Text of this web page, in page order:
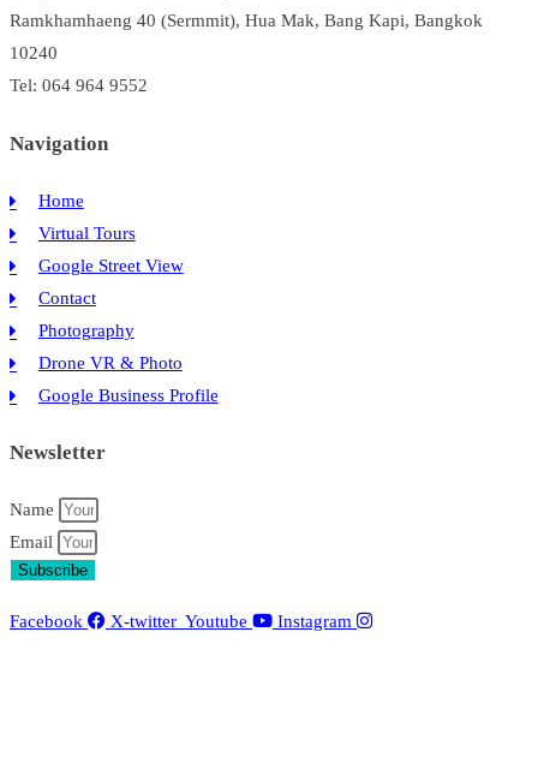
Ramkhamhaeng 40 (Sermmit), Hua Mak, Bang Kapi, Bangkok
10240
Tel: 064 964 9552
Navigation
Home
Virtual Tours
Google Street View
Contact
Photography
Drone VR & Photo
Google Business Profile
Newsletter
Name
Email
Subscribe
Facebook X-twitter Youtube Instagram